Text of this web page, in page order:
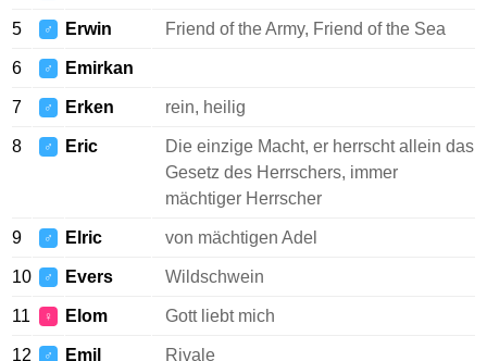
5 ♂ Erwin Friend of the Army, Friend of the Sea
6 ♂ Emirkan
7 ♂ Erken rein, heilig
8 ♂ Eric
Die einzige Macht, er herrscht allein das
Gesetz des Herrschers, immer
mächtiger Herrscher
9 ♂ Elric von mächtigen Adel
10 ♂ Evers Wildschwein
11 ♀ Elom Gott liebt mich
12 ♂ Emil Rivale